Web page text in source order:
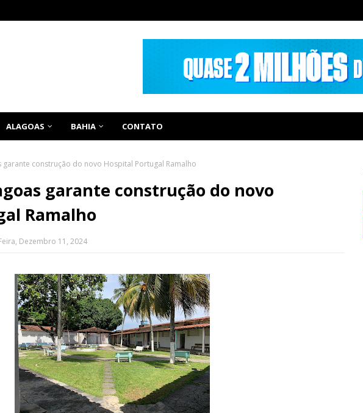
ALAGOAS BAHIA CONTATO
garante construção do novo Hospital Portugal Ramalho
garante construção do novo
Ramalho
Dezembro 11, 2024